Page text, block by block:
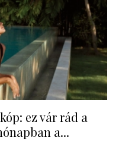
ez vár rád a
a...